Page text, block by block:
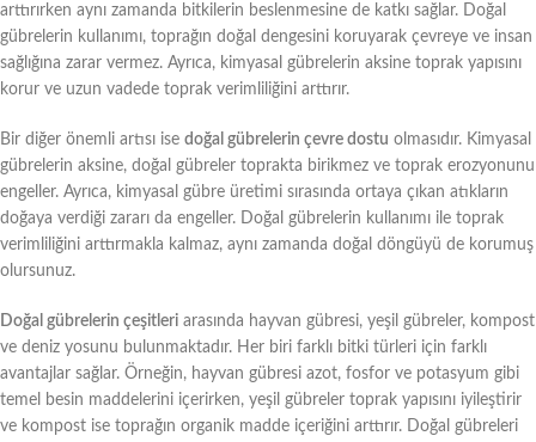
arttırırken aynı zamanda bitkilerin beslenmesine de katkı sağlar. Doğal
gübrelerin kullanımı, toprağın doğal dengesini koruyarak çevreye ve insan
sağlığına zarar vermez. Ayrıca, kimyasal gübrelerin aksine toprak yapısını
korur ve uzun vadede toprak verimliliğini arttırır.
Bir diğer önemli artısı ise doğal gübrelerin çevre dostu olmasıdır. Kimyasal
gübrelerin aksine, doğal gübreler toprakta birikmez ve toprak erozyonunu
engeller. Ayrıca, kimyasal gübre üretimi sırasında ortaya çıkan atıkların
doğaya verdiği zararı da engeller. Doğal gübrelerin kullanımı ile toprak
verimliliğini arttırmakla kalmaz, aynı zamanda doğal döngüyü de korumuş
olursunuz.
Doğal gübrelerin çeşitleri arasında hayvan gübresi, yeşil gübreler, kompost
ve deniz yosunu bulunmaktadır. Her biri farklı bitki türleri için farklı
avantajlar sağlar. Örneğin, hayvan gübresi azot, fosfor ve potasyum gibi
temel besin maddelerini içerirken, yeşil gübreler toprak yapısını iyileştirir
ve kompost ise toprağın organik madde içeriğini arttırır. Doğal gübreleri